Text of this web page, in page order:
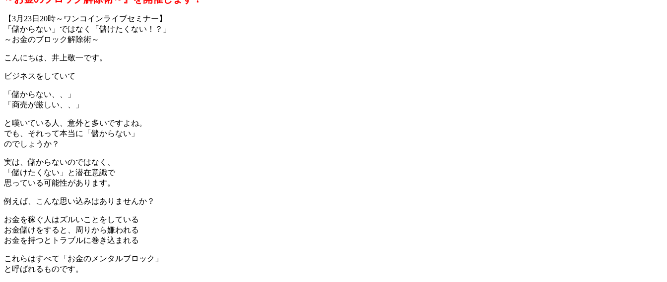
【3月23日20時～ワンコインライブセミナー】
「儲からない」ではなく「儲けたくない！？」
～お金のブロック解除術～
こんにちは、井上敬一です。
ビジネスをしていて
「儲からない、、」
「商売が厳しい、、」
と嘆いている人、意外と多いですよね。
でも、それって本当に「儲からない」
のでしょうか？
実は、儲からないのではなく、
「儲けたくない」と潜在意識で
思っている可能性があります。
例えば、こんな思い込みはありませんか？
お金を稼ぐ人はズルいことをしている
お金儲けをすると、周りから嫌われる
お金を持つとトラブルに巻き込まれる
これらはすべて「お金のメンタルブロック」
と呼ばれるものです。